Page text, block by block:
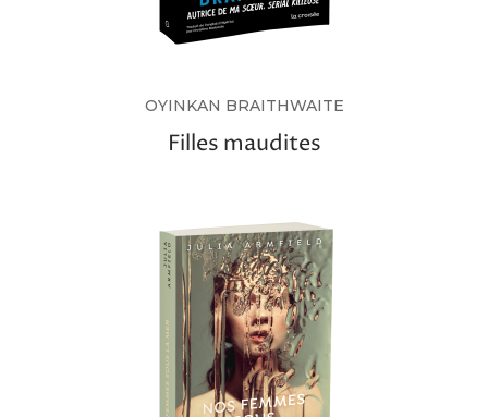
OYINKAN BRAITHWAITE
Filles maudites